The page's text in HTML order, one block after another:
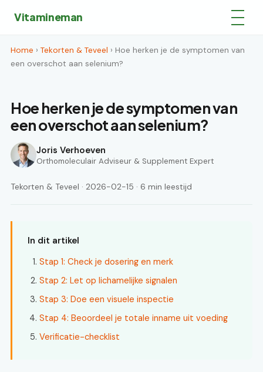
Vitamineman
Home › Tekorten & Teveel › Hoe herken je de symptomen van
een overschot aan selenium?
Hoe herken je de symptomen van
een overschot aan selenium?
Joris Verhoeven
Orthomoleculair Adviseur & Supplement Expert
Tekorten & Teveel · 2026-02-15 · 6 min leestijd
In dit artikel
Stap 1: Check je dosering en merk
Stap 2: Let op lichamelijke signalen
Stap 3: Doe een visuele inspectie
Stap 4: Beoordeel je totale inname uit voeding
Verificatie-checklist